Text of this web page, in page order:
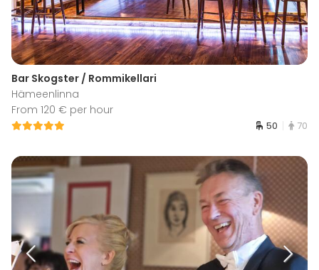
Bar Skogster / Rommikellari
Hämeenlinna
From 120 € per hour
50 70